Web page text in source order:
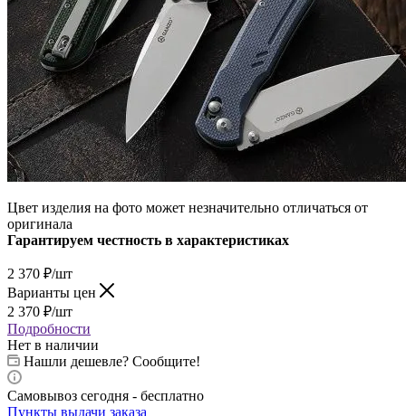
Цвет изделия на фото может незначительно отличаться от
оригинала
Гарантируем честность в характеристиках
2 370 ₽/шт
Варианты цен
2 370 ₽/шт
Подробности
Нет в наличии
Нашли дешевле? Сообщите!
Самовывоз сегодня - бесплатно
Пункты выдачи заказа